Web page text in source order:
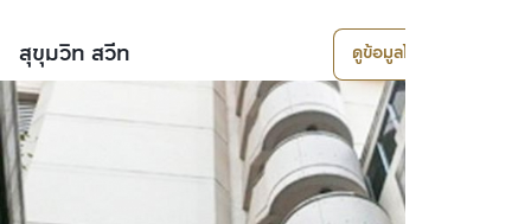
สุขุมวิท สวีท ดูข้อมูลโครงการ